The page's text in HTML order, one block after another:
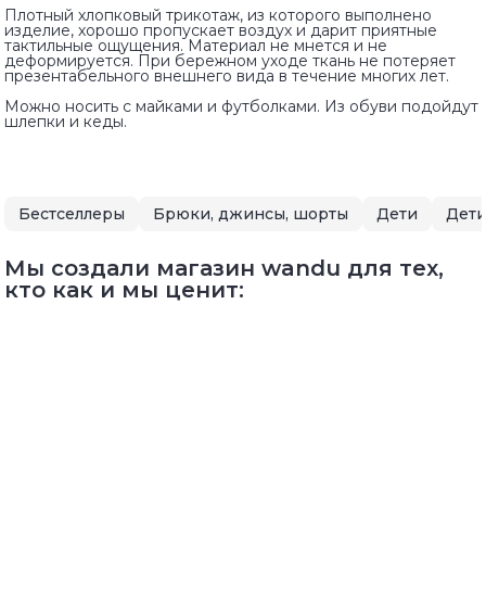
Плотный хлопковый трикотаж, из которого выполнено
изделие, хорошо пропускает воздух и дарит приятные
тактильные ощущения. Материал не мнется и не
деформируется. При бережном уходе ткань не потеряет
презентабельного внешнего вида в течение многих лет.
Можно носить с майками и футболками. Из обуви подойдут
шлепки и кеды.
Бестселлеры Брюки, джинсы, шорты Дети
Мы создали магазин wandu для тех,
кто как и мы ценит: